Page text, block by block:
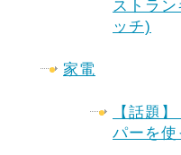
ストラ
ッチ)
家電
【話題
パーを使